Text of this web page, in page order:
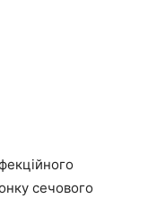
сечового